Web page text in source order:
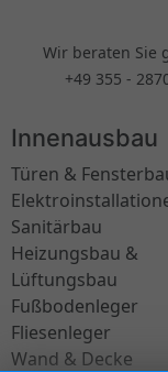
Wir beraten Sie
+49 355 -
Innenausbau
Türen &
Sanitärbau
Heizungsbau &
Lüftungsbau
Fußbodenleger
Fliesenleger
Wand & Decke